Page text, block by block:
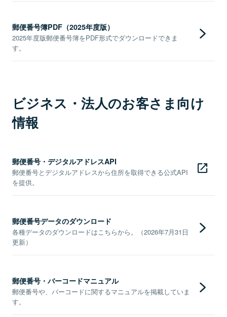
郵便番号簿PDF（2025年度版）
2025年度版郵便番号簿をPDF形式でダウンロードできま
す。
ビジネス・法人のお客さま向け
情報
郵便番号・デジタルアドレスAPI
郵便番号とデジタルアドレスから住所を取得できる公式API
を提供。
郵便番号データのダウンロード
各種データのダウンロードはこちらから。（2026年7月31日
更新）
郵便番号・バーコードマニュアル
郵便番号や、バーコードに関するマニュアルを掲載していま
す。